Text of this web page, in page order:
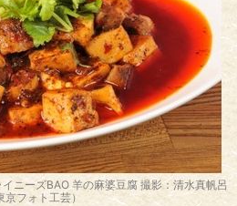
ニーズBAO 羊の麻婆豆腐 撮影：清水真帆呂
京フォト工芸）